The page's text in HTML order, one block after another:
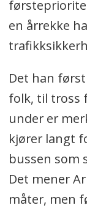
en årrekke
Det han
folk, til tross
under er
kjører langt
bussen som
Det mener
måter, men